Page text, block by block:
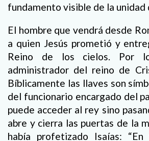
fundamento visible de la unidad
El hombre que vendrá desde
a quien Jesús prometió y
Reino de los cielos. Por
administrador del reino de
Bíblicamente las llaves son
del funcionario encargado del
puede acceder al rey sino
abre y cierra las puertas de la
había profetizado Isaías: